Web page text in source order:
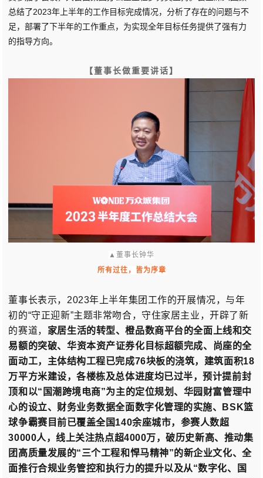
总结了2023年上半年的工作目标完成情况，分析了存在的问题与不
足，部署了下半年的工作重点，为实现全年目标任务提供了强有力
的指导方向。
【董事长做重要讲话】
▲ 董事长钟华
所有过往，皆为序章
董事长表示，2023年上半年集团工作的开展情况，与年
初的“守正迎新”主题非常吻合，守住家居主业，开辟了新
的赛道， 家居生活的转型、橙品数商平台的全面上线和交
易额的突破、 华资本资产证券化目标超额完成、
尚座的全
面动工，主体结构工程已完成76块板的浇筑，建筑面积18
万平方米建设，各楼栋及总体进度均已过半，预计提前封
顶和以“国潮跨境电商”为主的定位规划、 华园财富管理中
心的设立、财务业务数据全面数字化管理的实施、BSK篮
球争霸赛目前已覆盖全国140余座城市，参赛人数超
30000人，线上关注热点超4000万，破历史新高、推动集
团高质量发展的“三个工程和悍马精神”的新企业文化、全
面推行合规业务管控和执行力的提升以及从“数字化、国